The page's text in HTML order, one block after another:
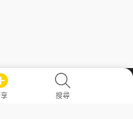
運動 搜尋